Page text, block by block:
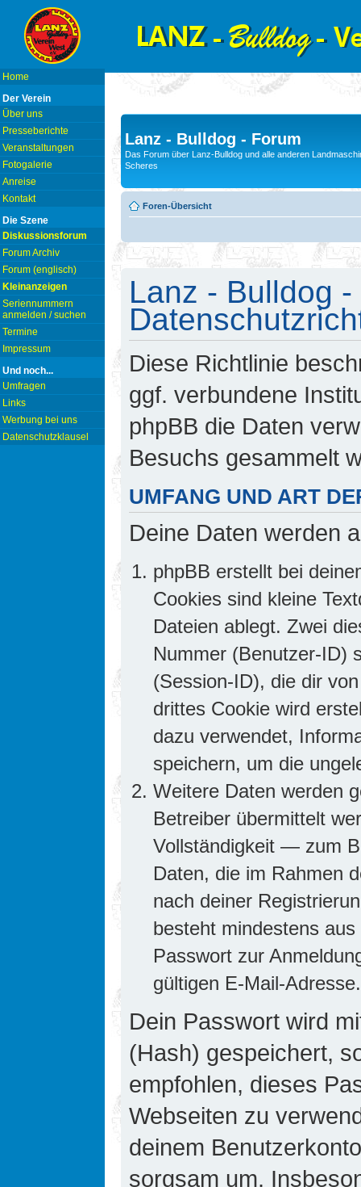
Home
Der Verein
Über uns
Presseberichte
Veranstaltungen
Fotogalerie
Anreise
Kontakt
Die Szene
Diskussionsforum
Forum Archiv
Forum (englisch)
Kleinanzeigen
Seriennummern
anmelden / suchen
Termine
Impressum
Und noch...
Umfragen
Links
Werbung bei uns
Datenschutzklausel
Lanz - Bulldog - Forum
Das Forum über Lanz-Bulldog und alle anderen
Scheres
Foren-Übersicht
Lanz - Bulldog
Diese Richtlinie
ggf. verbundene
phpBB die Daten
Besuchs gesammelt
UMFANG UND ART
Deine Daten werden
phpBB erstellt bei
Cookies sind kleine
Dateien ablegt. Zwei
Nummer (Benutzer-ID)
(Session-ID), die dir
drittes Cookie wird
dazu verwendet,
speichern, um die
Weitere Daten werden
Betreiber übermittelt
Vollständigkeit — zum
Daten, die im Rahmen
nach deiner
besteht mindestens
Passwort zur
gültigen E-Mail-Adresse.
Dein Passwort wird
(Hash) gespeichert,
empfohlen, dieses
Webseiten zu
deinem
sorgsam um.